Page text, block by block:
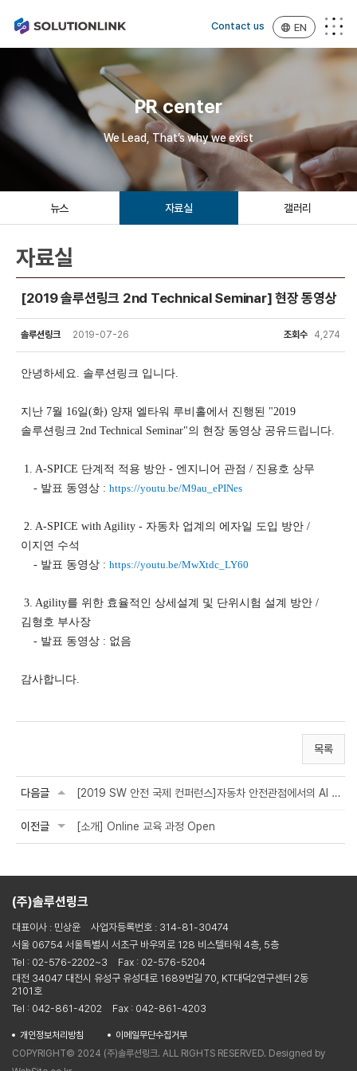
Contact us EN
PR center
We Lead, That’s why we exist
뉴스 자료실 갤러리
자료실
[2019 솔루션링크 2nd Technical Seminar] 현장 동영상
솔루션링크 2019-07-26 조회수 4,274
안녕하세요. 솔루션링크 입니다.
지난 7월 16일(화) 양재 엘타워 루비홀에서 진행된 "2019
솔루션링크 2nd Technical Seminar"의 현장 동영상 공유드립니다.
1. A-SPICE 단계적 적용 방안 - 엔지니어 관점 / 진용호 상무
- 발표 동영상 : https://youtu.be/M9au_ePINes
2. A-SPICE with Agility - 자동차 업계의 에자일 도입 방안 /
이지연 수석
- 발표 동영상 : https://youtu.be/MwXtdc_LY60
3. Agility를 위한 효율적인 상세설계 및 단위시험 설계 방안 /
김형호 부사장
- 발표 동영상 : 없음
감사합니다.
목록
다음글 [2019 SW 안전 국제 컨퍼런스]자동차 안전관점에서의 AI 테스팅
이전글 [소개] Online 교육 과정 Open
(주)솔루션링크
대표이사 : 민상윤
사업자등록번호 : 314-81-30474
서울 06754 서울특별시 서초구 바우뫼로 128 비스텔타워 4층, 5층
Tel : 02-576-2202~3
Fax : 02-576-5204
대전 34047 대전시 유성구 유성대로 1689번길 70, KT대덕2연구센터 2동
2101호
Tel : 042-861-4202
Fax : 042-861-4203
개인정보처리방침
이메일무단수집거부
COPYRIGHT© 2024 (주)솔루션링크. ALL RIGHTS RESERVED. Designed by